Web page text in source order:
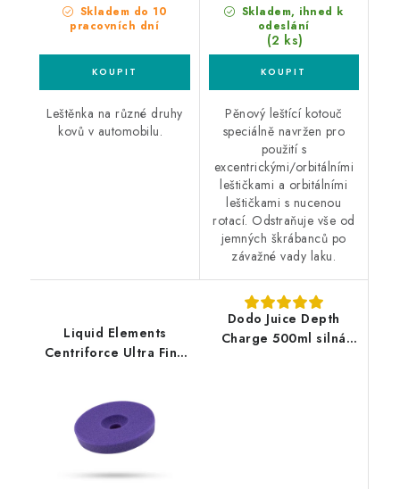
Skladem do 10
pracovních dní
Leštěnka na různé druhy
kovů v automobilu.
Skladem, ihned k
odeslání
(2 ks)
Pěnový leštící kotouč
speciálně navržen pro
použití s
excentrickými/orbitálními
leštičkami a orbitálními
leštičkami s nucenou
rotací. Odstraňuje vše od
jemných škrábanců po
závažné vady laku.
Liquid Elements
Centriforce Ultra Fine
Dodo Juice Depth
Charge 500ml silná